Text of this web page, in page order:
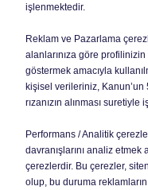
işlenmektedir.
Reklam ve Pazarlama
alanlarınıza göre
göstermek amacıyla
kişisel verileriniz, Kanun’un
rızanızın alınması suretiyle
Performans / Analitik
davranışlarını analiz
çerezlerdir. Bu çerezler,
olup, bu duruma